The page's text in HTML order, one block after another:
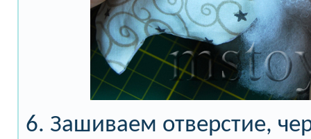
6. Зашиваем отверстие,